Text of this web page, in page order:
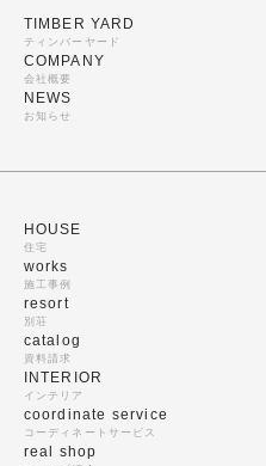
TIMBER YARD
ティンバーヤード
COMPANY
会社概要
NEWS
お知らせ
HOUSE
住宅
works
施工事例
resort
別荘
catalog
資料請求
INTERIOR
インテリア
coordinate service
コーディネートサービス
real shop